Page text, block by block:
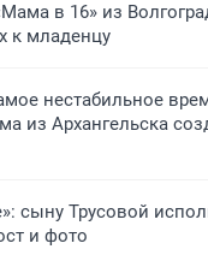
в 16» из
к младенцу
нестабильное
из Архангельска
сыну Трусовой
и фото